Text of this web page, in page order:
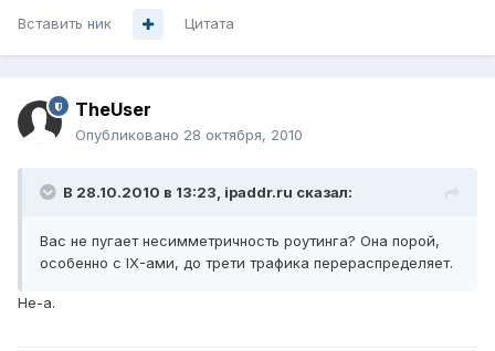
Вставить ник Цитата
TheUser
Опубликовано 28 октября, 2010
В 28.10.2010 в 13:23, ipaddr.ru сказал:
Вас не пугает несимметричность роутинга? Она порой,
особенно с IX-ами, до трети трафика перераспределяет.
Не-а.